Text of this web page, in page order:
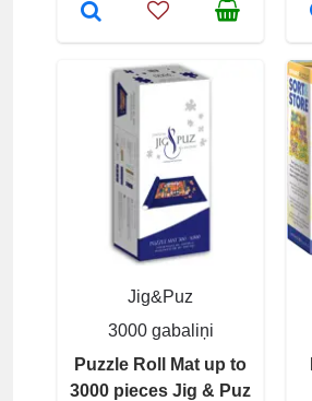
Jig&Puz
3000 gabaliņi
Puzzle Roll Mat up to
3000 pieces Jig & Puz